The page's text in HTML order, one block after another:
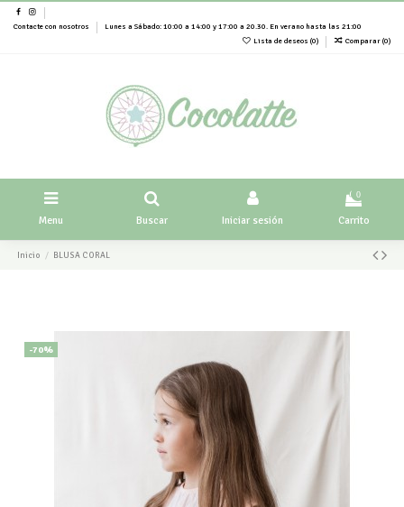
Contacte con nosotros
Lunes a Sábado: 10:00 a 14:00 y 17:00 a 20.30. En verano hasta las 21:00
Lista de deseos (0) Comparar (0)
Menu Buscar Iniciar sesión
0
Carrito
Inicio BLUSA CORAL
-70%